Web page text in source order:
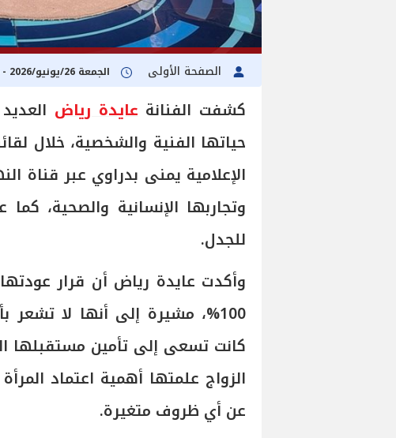
الصفحة الأولى الجمعة 26/يونيو/2026 - 10:55 م
كشفت الفنانة عايدة رياض
حياتها الفنية والشخصية، خلال
الإعلامية يمنى بدراوي عبر قناة
وتجاربها الإنسانية والصحية،
للجدل.
وأكدت عايدة رياض أن قرار
100%، مشيرة إلى أنها لا
كانت تسعى إلى تأمين مستقبلها
الزواج علمتها أهمية اعتماد
عن أي ظروف متغيرة.